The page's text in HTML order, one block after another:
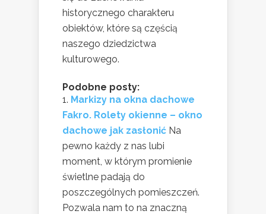
historycznego charakteru
obiektów, które są częścią
naszego dziedzictwa
kulturowego.
Podobne posty:
Markizy na okna dachowe
Fakro. Rolety okienne – okno
dachowe jak zasłonić Na
pewno każdy z nas lubi
moment, w którym promienie
świetlne padają do
poszczególnych pomieszczeń.
Pozwala nam to na znaczną